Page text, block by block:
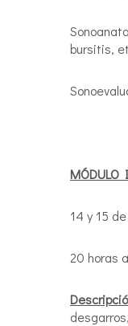
bursitis,
MÓDULO
14 y 15
20 horas